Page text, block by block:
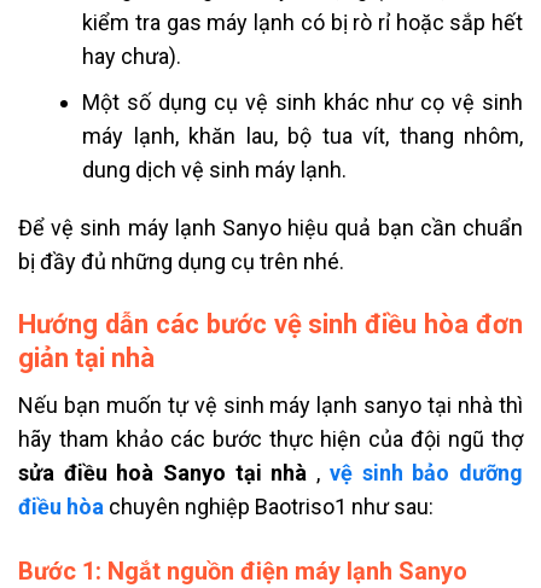
kiểm tra gas máy lạnh có bị rò rỉ hoặc sắp hết
hay chưa).
Một số dụng cụ vệ sinh khác như cọ vệ sinh
máy lạnh, khăn lau, bộ tua vít, thang nhôm,
dung dịch vệ sinh máy lạnh.
Để vệ sinh máy lạnh Sanyo hiệu quả bạn cần chuẩn
bị đầy đủ những dụng cụ trên nhé.
Hướng dẫn các bước vệ sinh điều hòa đơn
giản tại nhà
Nếu bạn muốn tự vệ sinh máy lạnh sanyo tại nhà thì
hãy tham khảo các bước thực hiện của đội ngũ thợ
sửa điều hoà Sanyo tại nhà , vệ sinh bảo dưỡng
điều hòa chuyên nghiệp Baotriso1 như sau:
Bước 1: Ngắt nguồn điện máy lạnh Sanyo